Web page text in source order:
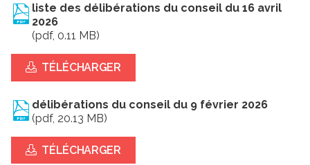
liste des délibérations du conseil du 16 avril
2026
(pdf, 0.11 MB)
TÉLÉCHARGER
délibérations du conseil du 9 février 2026
(pdf, 20.13 MB)
TÉLÉCHARGER